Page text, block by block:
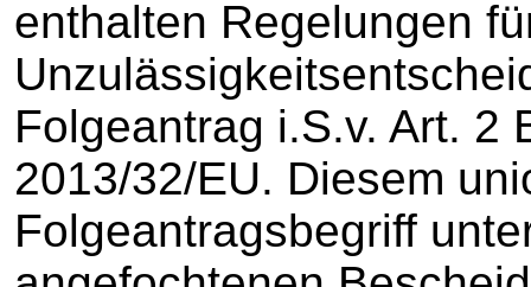
enthalten Regelungen
Folgeantrag i.S.v. Art. 2
2013/32/EU. Diesem
Folgeantragsbegriff